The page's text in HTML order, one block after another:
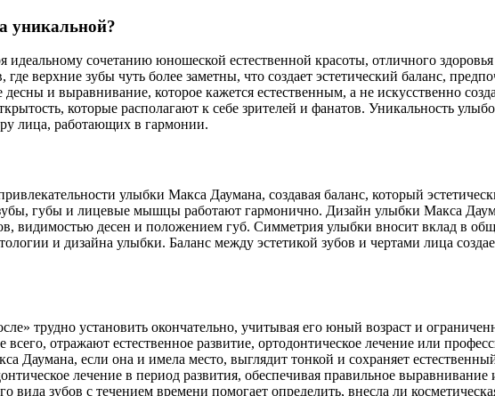
уникальной?
идеальному сочетанию юношеской естественной красоты, отличного
верхние зубы чуть более заметны, что создает эстетический баланс,
десны и выравнивание, которое кажется естественным, а не искусственно
которые располагают к себе зрителей и фанатов. Уникальность
лица, работающих в гармонии.
улыбки Макса Даумана, создавая баланс, который
губы и лицевые мышцы работают гармонично. Дизайн улыбки Макса
видимостью десен и положением губ. Симметрия улыбки вносит вклад в
и дизайна улыбки. Баланс между эстетикой зубов и чертами лица
трудно установить окончательно, учитывая его юный возраст и
отражают естественное развитие, ортодонтическое лечение или
Даумана, если она и имела место, выглядит тонкой и сохраняет
лечение в период развития, обеспечивая правильное
вида зубов с течением времени помогает определить, внесла ли